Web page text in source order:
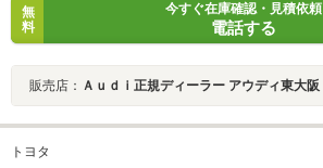
無
料
今すぐ在庫確認・見積依頼
電話する
販売店： Ａｕｄｉ正規ディーラー アウディ東大阪
トヨタ